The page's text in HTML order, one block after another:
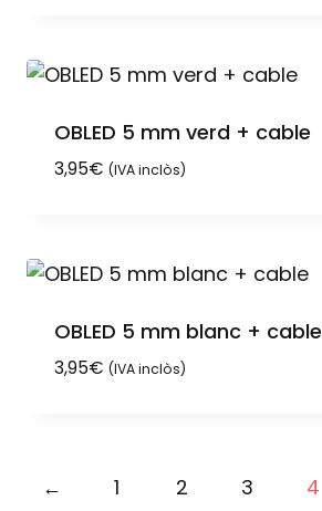
OBLED 5 mm verd + cable
3,95€ (IVA inclòs)
OBLED 5 mm blanc + cable
3,95€ (IVA inclòs)
← 1 2 3 4